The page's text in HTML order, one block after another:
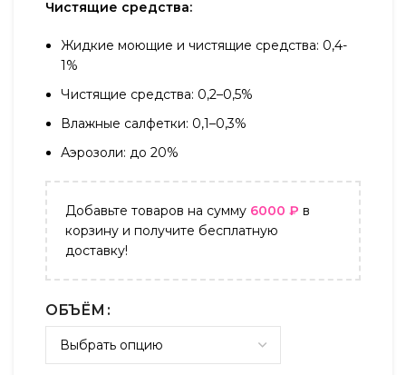
Чистящие средства:
Жидкие моющие и чистящие средства: 0,4-
1%
Чистящие средства: 0,2–0,5%
Влажные салфетки: 0,1–0,3%
Аэрозоли: до 20%
Добавьте товаров на сумму 6000 ₽ в
корзину и получите бесплатную
доставку!
ОБЪЁМ